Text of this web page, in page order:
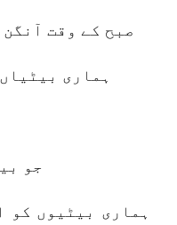
صبح کے وقت
ہماری
جو
ہماری بیٹیوں کو